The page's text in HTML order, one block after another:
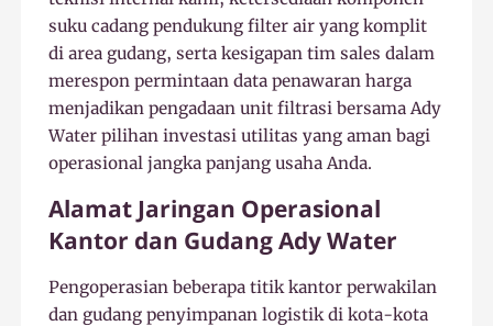
suku cadang pendukung filter air yang komplit
di area gudang, serta kesigapan tim sales dalam
merespon permintaan data penawaran harga
menjadikan pengadaan unit filtrasi bersama Ady
Water pilihan investasi utilitas yang aman bagi
operasional jangka panjang usaha Anda.
Alamat Jaringan Operasional
Kantor dan Gudang Ady Water
Pengoperasian beberapa titik kantor perwakilan
dan gudang penyimpanan logistik di kota-kota